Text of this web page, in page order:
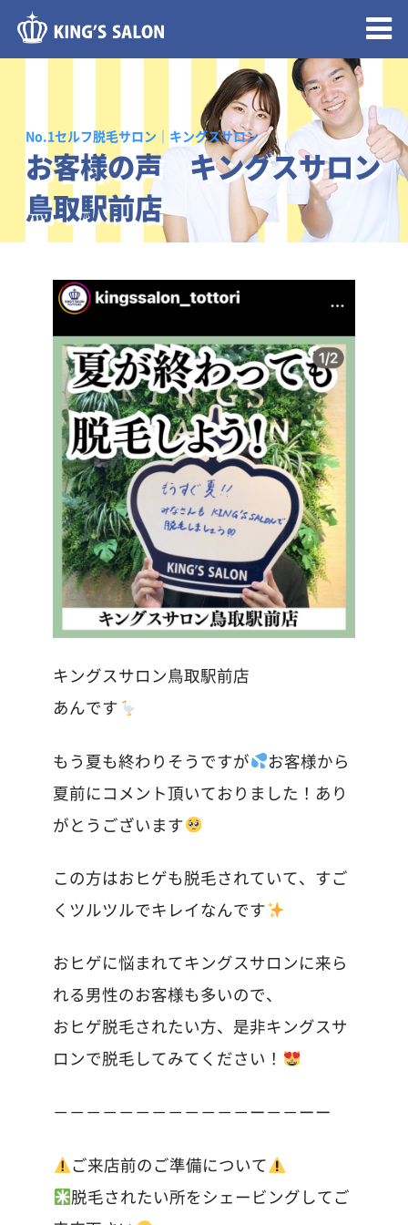
No.1セルフ脱毛サロン｜キングスサロン
お客様の声 キングスサロン
鳥取駅前店
キングスサロン鳥取駅前店
あんです
もう夏も終わりそうですが
お客様から
夏前にコメント頂いておりました！あり
がとうございます
この方はおヒゲも脱毛されていて、すご
くツルツルでキレイなんです
おヒゲに悩まれてキングスサロンに来ら
れる男性のお客様も多いので、
おヒゲ脱毛されたい方、是非キングスサ
ロンで脱毛してみてください！
－－－－－－－－－－－－ー－－ーー
ご来店前のご準備について
脱毛されたい所をシェービングしてご